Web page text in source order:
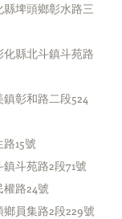
埤頭鄉彰水路三
縣北斗鎮斗苑路
彰和路二段524
15號
斗苑路2段71號
路24號
員集路2段229號